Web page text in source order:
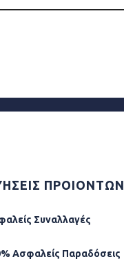
ΠΡΟΙΟΝΤΩΝ
Συναλλαγές
Ασφαλείς Παραδόσεις